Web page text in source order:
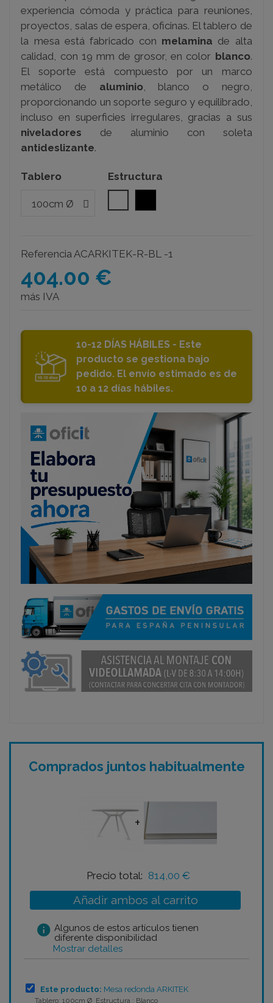
experiencia cómoda y práctica para reuniones,
proyectos, salas de espera, oficinas. El tablero de
la mesa está fabricado con melamina de alta
calidad, con 19 mm de grosor, en color blanco.
El soporte está compuesto por un marco
metálico de aluminio, blanco o negro,
proporcionando un soporte seguro y equilibrado,
incluso en superficies irregulares, gracias a sus
niveladores de aluminio con soleta
antideslizante.
Tablero
Estructura
Referencia ACARKITEK-R-BL -1
404.00 €
más IVA
10-12 DÍAS HÁBILES - Este
producto se gestiona bajo
pedido. El envío estimado es de
10 a 12 días hábiles.
Comprados juntos habitualmente
+
Precio total: 814,00 €
Añadir ambos al carrito
info Algunos de estos artículos tienen
diferente disponibilidad
Mostrar detalles
Este producto: Mesa redonda ARKITEK
Tablero: 100cm Ø Estructura : Blanco